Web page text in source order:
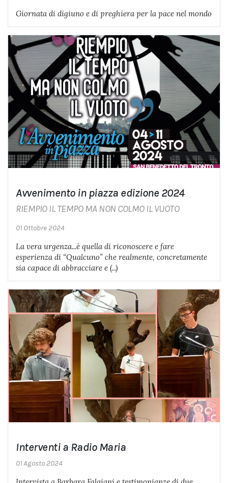
Giornata di digiuno e di preghiera per la pace nel mondo
Avvenimento in piazza edizione 2024
RIEMPIO IL TEMPO MA NON COLMO IL VUOTO
01 Ottobre 2024
La vera urgenza...è quella di riconoscere e fare
esperienza di “Qualcuno” che realmente, concretamente
sia capace di abbracciare e (...)
Interventi a Radio Maria
01 Agosto 2024